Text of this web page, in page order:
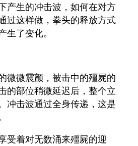
产生的冲击波，如何在对方
过这样做，拳头的释放方式
生了变化。
微微震颤，被击中的殭屍的
的部位稍微延迟后，整个立
冲击波通过全身传递，这是
受着对无数涌来殭屍的迎